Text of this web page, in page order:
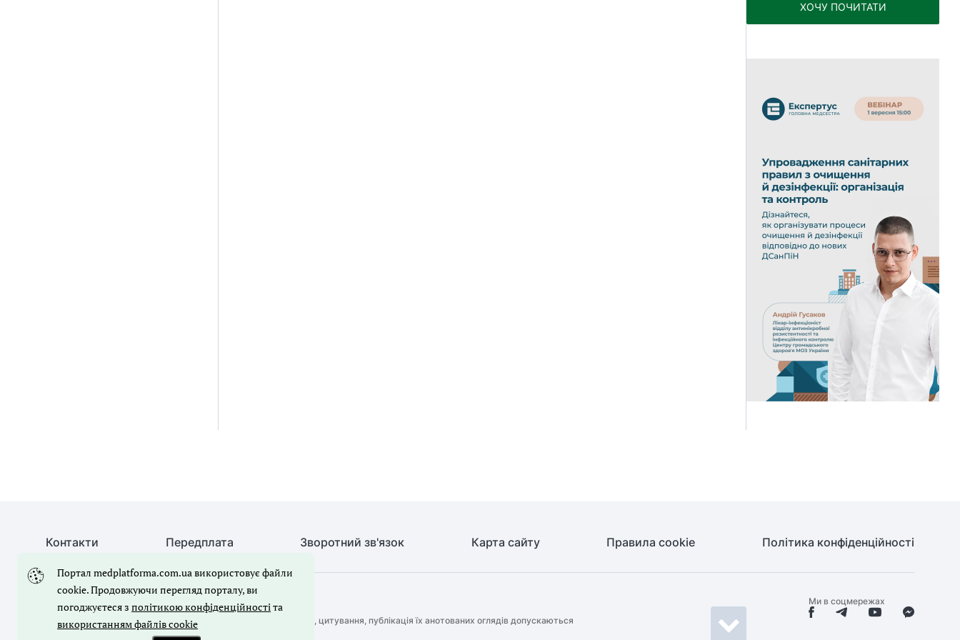
ХОЧУ ПОЧИТАТИ
Контакти Передплата Зворотний зв'язок Карта сайту Правила cookie Політика конфіденційності
© Медична справа, 2026. Усі права захищено
Повне або часткове копіювання будь-яких матеріалів порталу, цитування, публікація їх анотованих оглядів допускаються
лише з письмового дозволу редакції порталу.
Ми в соцмережах
Портал medplatforma.com.ua використовує файли
cookie. Продовжуючи перегляд порталу, ви
погоджуєтеся з політикою конфіденційностіта
використанням файлів cookie